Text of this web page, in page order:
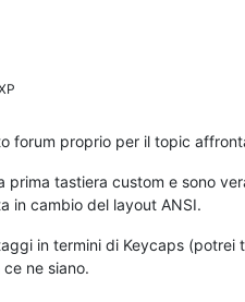
forum proprio per il topic
prima tastiera custom e sono
in cambio del layout ANSI.
in termini di Keycaps
ne siano.